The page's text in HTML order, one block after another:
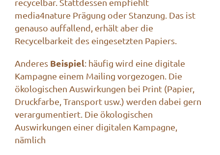
recycelbar. Stattdessen empfiehlt
media4nature Prägung oder Stanzung. Das ist
genauso auffallend, erhält aber die
Recycelbarkeit des eingesetzten Papiers.
Anderes Beispiel: häufig wird eine digitale
Kampagne einem Mailing vorgezogen. Die
ökologischen Auswirkungen bei Print (Papier,
Druckfarbe, Transport usw.) werden dabei gern
verargumentiert. Die ökologischen
Auswirkungen einer digitalen Kampagne,
nämlich